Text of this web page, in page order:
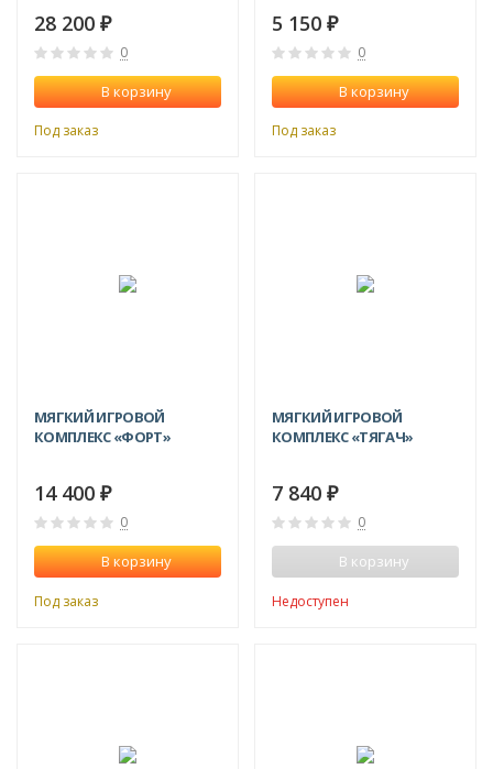
28 200 ₽
0
В корзину
Под заказ
5 150 ₽
0
В корзину
Под заказ
МЯГКИЙ ИГРОВОЙ
КОМПЛЕКС «ФОРТ»
14 400 ₽
0
В корзину
Под заказ
МЯГКИЙ ИГРОВОЙ
КОМПЛЕКС «ТЯГАЧ»
7 840 ₽
0
В корзину
Недоступен